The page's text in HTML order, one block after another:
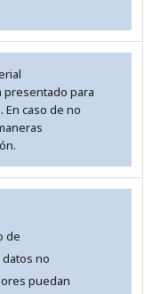
presentado para
En caso de no
de
no
puedan